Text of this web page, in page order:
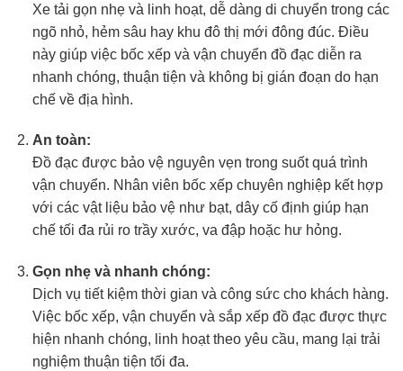
Xe tải gọn nhẹ và linh hoạt, dễ dàng di chuyển trong các
ngõ nhỏ, hẻm sâu hay khu đô thị mới đông đúc. Điều
này giúp việc bốc xếp và vận chuyển đồ đạc diễn ra
nhanh chóng, thuận tiện và không bị gián đoạn do hạn
chế về địa hình.
An toàn:
Đồ đạc được bảo vệ nguyên vẹn trong suốt quá trình
vận chuyển. Nhân viên bốc xếp chuyên nghiệp kết hợp
với các vật liệu bảo vệ như bạt, dây cố định giúp hạn
chế tối đa rủi ro trầy xước, va đập hoặc hư hỏng.
Gọn nhẹ và nhanh chóng:
Dịch vụ tiết kiệm thời gian và công sức cho khách hàng.
Việc bốc xếp, vận chuyển và sắp xếp đồ đạc được thực
hiện nhanh chóng, linh hoạt theo yêu cầu, mang lại trải
nghiệm thuận tiện tối đa.